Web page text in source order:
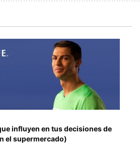
influyen en tus decisiones de
el supermercado)